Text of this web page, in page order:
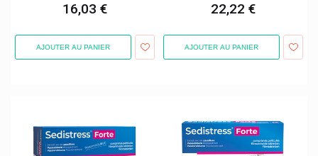
Thé médicinal
Troubles urinaires
Voies respiratoires
16,03 €
AJOUTER AU PANIER
22,22 €
AJOUTER AU PANIER